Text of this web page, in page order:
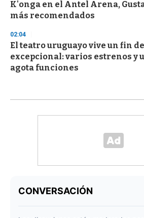
K'onga en el Antel Arena,
más recomendados
02:04
El teatro uruguayo vive un fin
excepcional: varios estrenos y
agota funciones